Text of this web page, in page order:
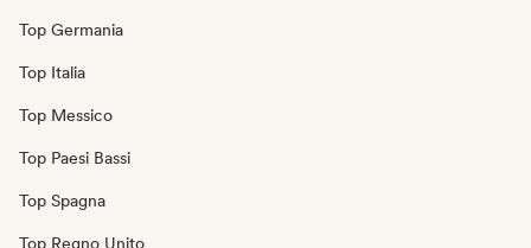
Top Germania
Top Italia
Top Messico
Top Paesi Bassi
Top Spagna
Top Regno Unito